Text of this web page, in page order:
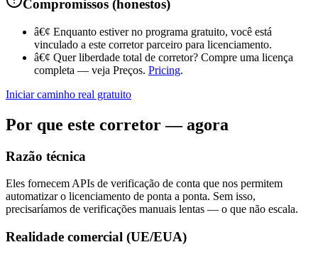
Compromissos (honestos)
â€¢ Enquanto estiver no programa gratuito, você está
vinculado a este corretor parceiro para licenciamento.
â€¢ Quer liberdade total de corretor? Compre uma licença
completa — veja Preços. Pricing.
Iniciar caminho real gratuito
Por que este corretor — agora
Razão técnica
Eles fornecem APIs de verificação de conta que nos permitem
automatizar o licenciamento de ponta a ponta. Sem isso,
precisaríamos de verificações manuais lentas — o que não escala.
Realidade comercial (UE/EUA)